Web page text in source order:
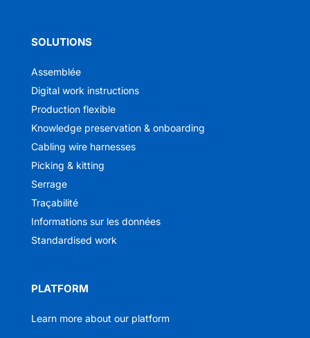
SOLUTIONS
Assemblée
Digital work instructions
Production flexible
Knowledge preservation & onboarding
Cabling wire harnesses
Picking & kitting
Serrage
Traçabilité
Informations sur les données
Standardised work
PLATFORM
Learn more about our platform